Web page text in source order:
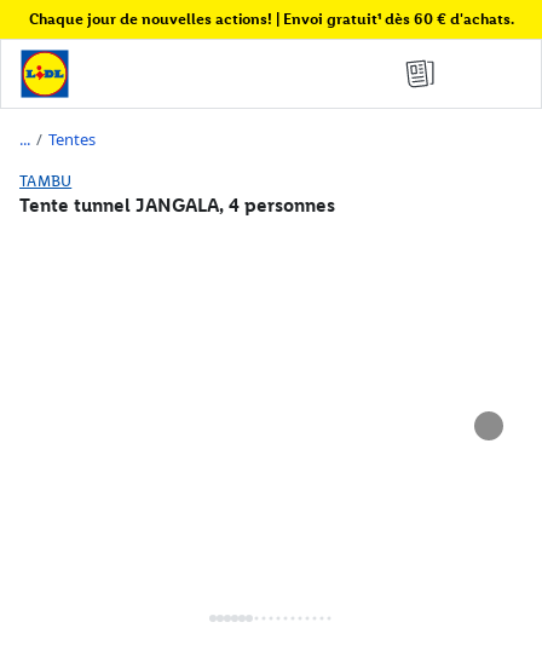
Chaque jour de nouvelles actions! | Envoi gratuit¹ dès 60 € d'achats.
/ Tentes
TAMBU
Tente tunnel JANGALA, 4 personnes